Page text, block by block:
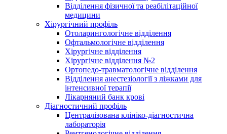
Відділення фізичної та реабілітаційної
медицини
Хірургічний профіль
Отоларингологічне відділення
Офтальмологічне відділення
Хірургічне відділення
Хірургічне відділення №2
Ортопедо-травматологічне відділення
Відділення анестезіології з ліжками для
інтенсивної терапії
Лікарняний банк крові
Діагностичний профіль
Централізована клініко-діагностична
лабораторія